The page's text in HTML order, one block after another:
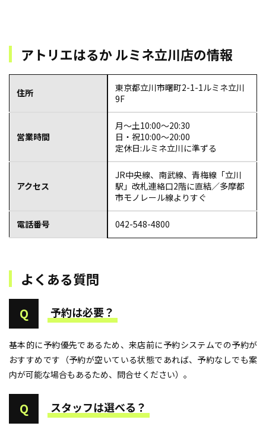
アトリエはるか ルミネ立川店の情報
住所
東京都立川市曙町2-1-1ルミネ立川
9F
営業時間
月〜土10:00～20:30
日・祝10:00～20:00
定休日:ルミネ立川に準ずる
アクセス
JR中央線、南武線、青梅線「立川
駅」改札連絡口2階に直結／多摩都
市モノレール線よりすぐ
電話番号 042-548-4800
よくある質問
Q 予約は必要？
基本的に予約優先であるため、来店前に予約システムでの予約が
おすすめです（予約が空いている状態であれば、予約なしでも案
内が可能な場合もあるため、問合せください）。
Q スタッフは選べる？